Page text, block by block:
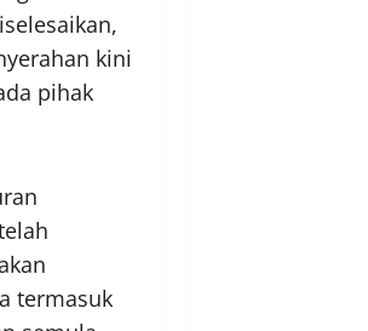
kini
pihak
termasuk